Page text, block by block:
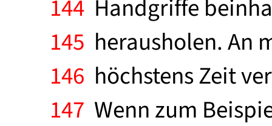
144 Handgriffe
145 herausholen. An
146 höchstens Zeit
147 Wenn zum